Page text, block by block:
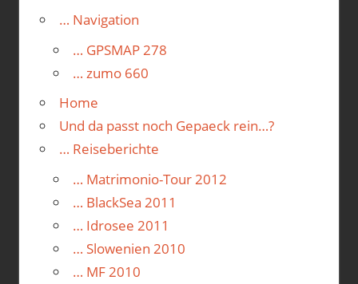
… Navigation
… GPSMAP 278
… zumo 660
Home
Und da passt noch Gepaeck rein…?
… Reiseberichte
… Matrimonio-Tour 2012
… BlackSea 2011
… Idrosee 2011
… Slowenien 2010
… MF 2010